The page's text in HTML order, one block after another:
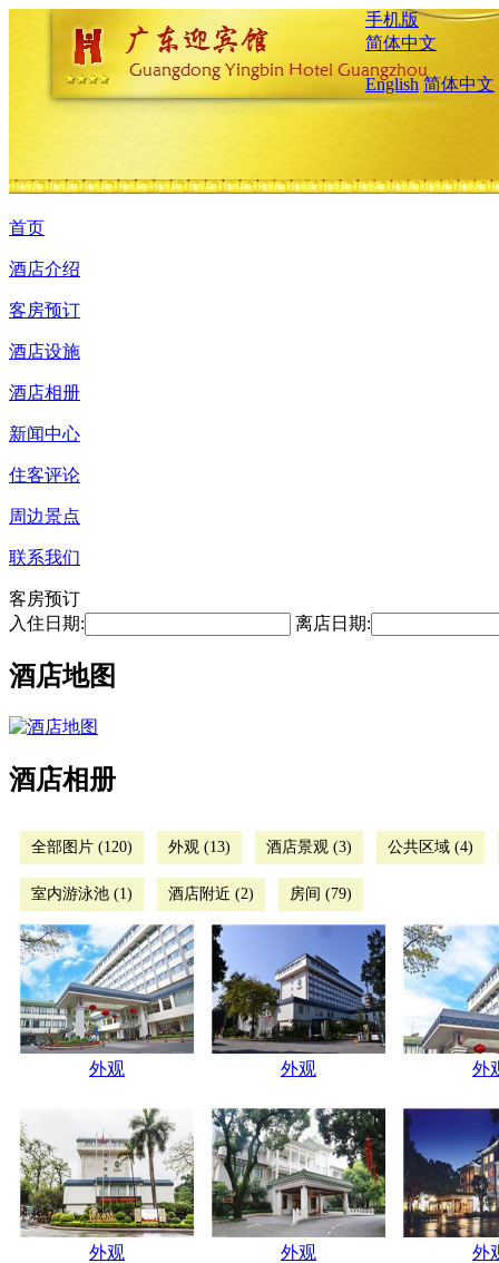
手机版
简体中文
English 简体中文
首页
酒店介绍
客房预订
酒店设施
酒店相册
新闻中心
住客评论
周边景点
联系我们
客房预订
入住日期:
离店日期:
酒店地图
酒店相册
全部图片 (120) 外观 (13) 酒店景观 (3) 公共区域 (4)
室内游泳池 (1) 酒店附近 (2) 房间 (79)
外观 外观 外
外观 外观 外